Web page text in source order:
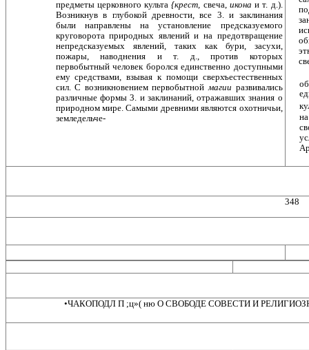
предметы церковного культа{крест, свеча, иконаи т. д.).
Возникнув в глубо­кой древности, все 3. и заклинания
были направлены на установление предсказуемого
круговорота природ­ных явлений и на предотвращение
непредсказуемых явлений, таких как бури, засухи,
пожары, наводнения и т. д., против которых
первобытный человек боролся единственно доступными
ему средствами, взывая к помощи сверхъестественных
сил. С возникновением первобытноймагии развивались
различные формы 3. и заклинаний, отражавших знания о
природном мире. Самыми древними являются охотничьи,
земледельче-
348
•ЧАКОПОДЛ П ;ц»( ню О СВОБОДЕ СОВЕСТИ И